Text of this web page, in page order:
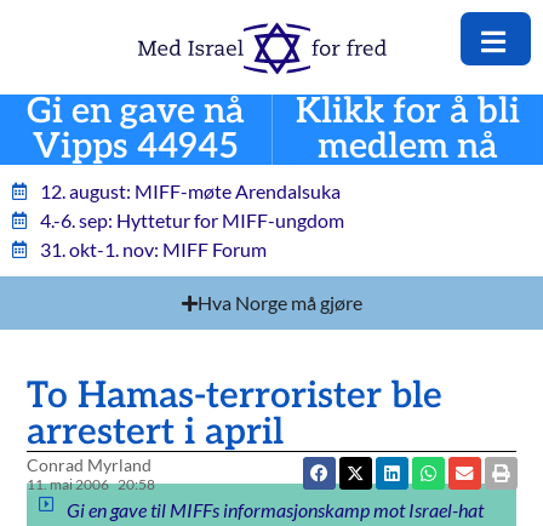
Gi en gave nå
Vipps 44945
Klikk for å bli
medlem nå
12. august: MIFF-møte Arendalsuka
4.-6. sep: Hyttetur for MIFF-ungdom
31. okt-1. nov: MIFF Forum
Hva Norge må gjøre
To Hamas-terrorister ble
arrestert i april
Conrad Myrland
11. mai 2006 20:58
Gi en gave til MIFFs informasjonskamp mot Israel-hat